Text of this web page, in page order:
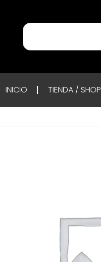
INICIO TIENDA / SHOP